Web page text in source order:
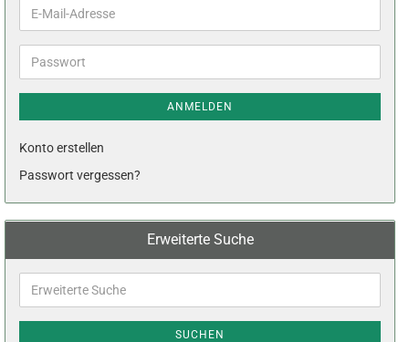
E-
Mail-
Adresse
Passwort
ANMELDEN
Konto erstellen
Passwort vergessen?
Erweiterte Suche
Suche
SUCHEN